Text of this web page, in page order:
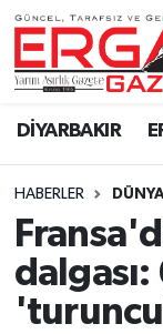
DİYARBAKIR
HABERLER DÜNYA
BİSMİL
BAĞLAR
ERGANİ
Güncel
Eği̇ti̇m
Resmi
Ergani
Ergani
Ergani
Süper Lig
Tüm